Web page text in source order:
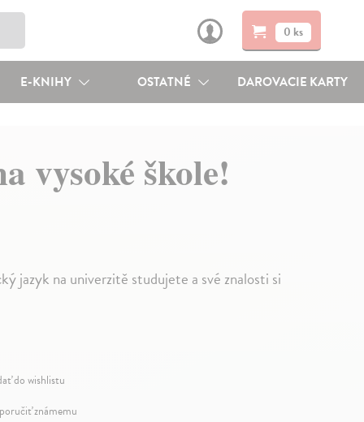
0 ks
E-KNIHY OSTATNÉ DAROVACIE KARTY
vysoké škole!
jazyk na univerzitě studujete a své znalosti si
do wishlistu
známemu